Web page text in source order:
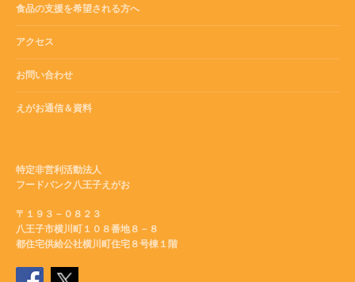
食品の支援を希望される方へ
アクセス
お問い合わせ
えがお通信＆資料
特定非営利活動法人
フードバンク八王子えがお
〒１９３－０８２３
八王子市横川町１０８番地８－８
都住宅供給公社横川町住宅８号棟１階